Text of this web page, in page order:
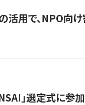
活用で、NPO
」選定式に参